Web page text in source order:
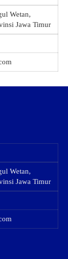
Wetan,
Jawa Timur
Wetan,
Jawa Timur